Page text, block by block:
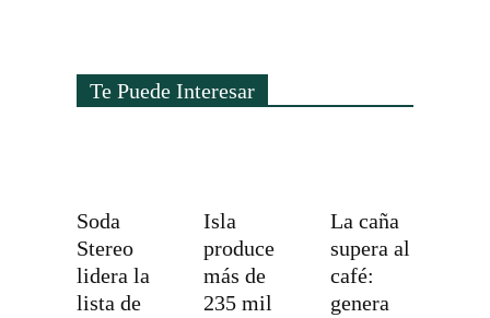
Te Puede Interesar
Soda
Stereo
lidera la
lista de
Isla
produce
más de
235 mil
La caña
supera al
café:
genera